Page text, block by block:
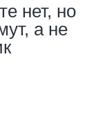
нет, но
а не